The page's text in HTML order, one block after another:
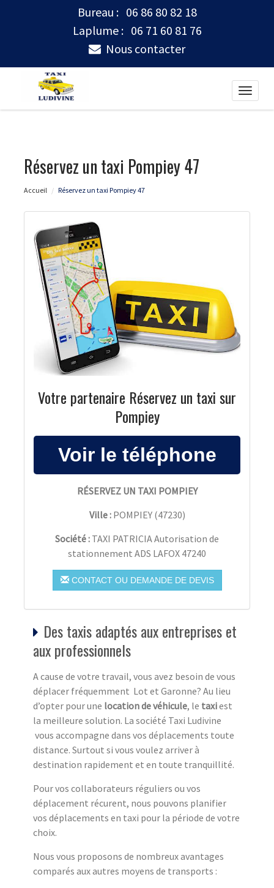
Bureau : 06 86 80 82 18
Laplume : 06 71 60 81 76
Nous contacter
Toggle
Réservez un taxi Pompiey 47
Accueil Réservez un taxi Pompiey 47
Votre partenaire Réservez un taxi sur
Pompiey
RÉSERVEZ UN TAXI POMPIEY
Ville : POMPIEY(47230)
Société : TAXI PATRICIA Autorisation de
stationnement ADS LAFOX 47240
CONTACT OU DEMANDE DE DEVIS
Des taxis adaptés aux entreprises et
aux professionnels
A cause de votre travail, vous avez besoin de vous
déplacer fréquemment Lot et Garonne? Au lieu
d’opter pour une location de véhicule, le taxiest
la meilleure solution. La société Taxi Ludivine
vous accompagne dans vos déplacements toute
distance. Surtout si vous voulez arriver à
destination rapidement et en toute tranquillité.
Pour vos collaborateurs réguliers ou vos
déplacement récurent, nous pouvons planifier
vos déplacements en taxi pour la période de votre
choix.
Nous vous proposons de nombreux avantages
comparés aux autres moyens de transports :